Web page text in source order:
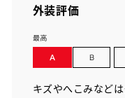
外装評価
キズやへこみなど